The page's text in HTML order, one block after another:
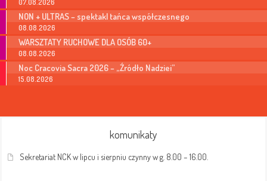
07.08.2026
NON + ULTRAS – spektakl tańca współczesnego
08.08.2026
WARSZTATY RUCHOWE DLA OSÓB 60+
08.08.2026
Noc Cracovia Sacra 2026 – „Źródło Nadziei”
15.08.2026
komunikaty
Sekretariat NCK w lipcu i sierpniu czynny w g. 8.00 – 16.00.